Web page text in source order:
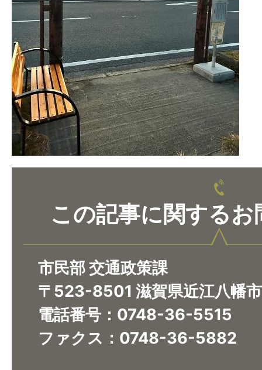
この記事に関するお
市民部 交通政策課
〒523-8501 滋賀県近江八幡
電話番号：0748-36-5515
ファクス：0748-36-5882